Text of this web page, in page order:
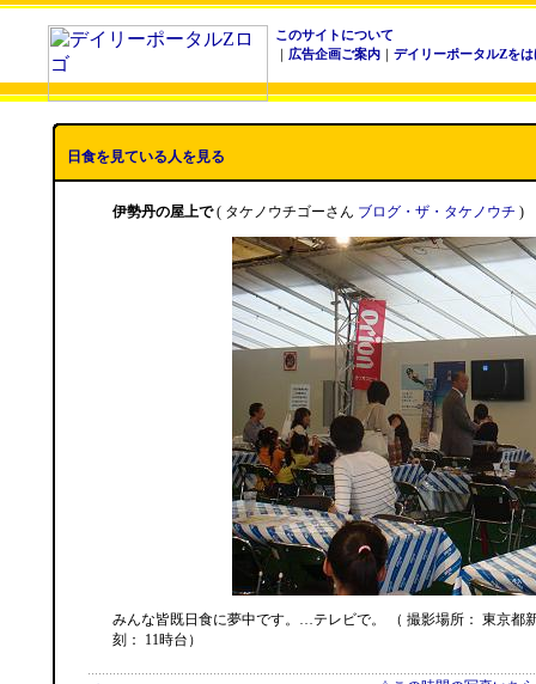
このサイトについて
｜ 広告企画ご案内 ｜ デイリーポータルZを
日食を見ている人を見る
伊勢丹の屋上で( タケノウチゴーさん ブログ・ザ・タケノウチ )
みんな皆既日食に夢中です。…テレビで。 （ 撮影場所： 東京
刻： 11時台）